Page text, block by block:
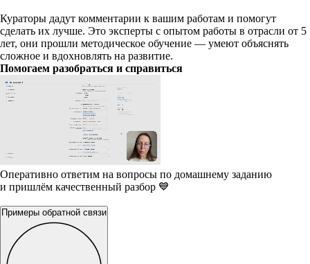
Кураторы дадут комментарии к вашим работам и помогут
сделать их лучше. Это эксперты с опытом работы в отрасли от 5
лет, они прошли методическое обучение — умеют объяснять
сложное и вдохновлять на развитие.
Помогаем разобраться и справиться
Оперативно ответим на вопросы по домашнему заданию
и пришлём качественный разбор 💙
Примеры обратной связи